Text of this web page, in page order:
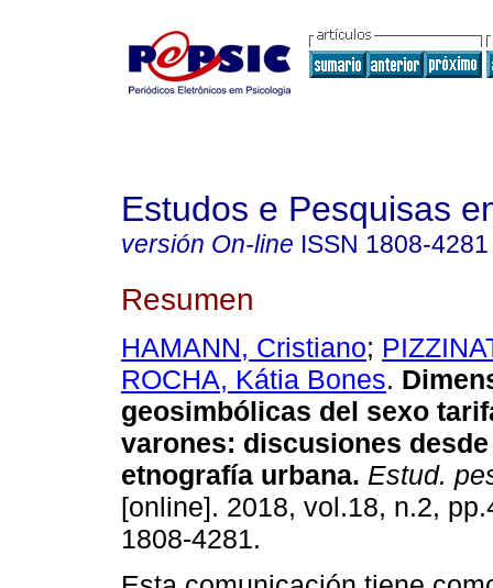
Estudos e Pesquisas
versión On-line ISSN 1808-4281
Resumen
HAMANN, Cristiano;
ROCHA, Kátia Bones.
geosimbólicas del sexo
varones: discusiones
etnografía urbana. Estud.
[online]. 2018, vol.18, n.2,
1808-4281.